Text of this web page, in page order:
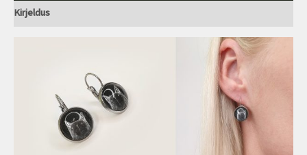
Kirjeldus